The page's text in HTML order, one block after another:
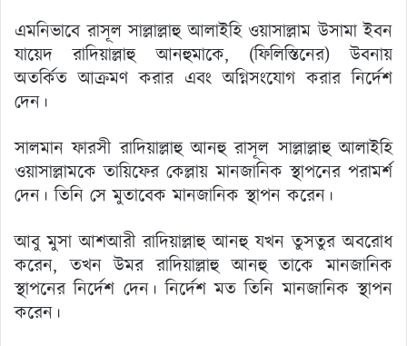
এমনিভাবে রাসূল সাল্লাল্লাহু আলাইহি ওয়াসাল্লাম উসামা ইবন
যায়েদ রাদিয়াল্লাহু আনহুমাকে, (ফিলিস্তিনের) উবনায়
অতর্কিত আক্রমণ করার এবং অগ্নিসংযোগ করার নির্দেশ
দেন।
সালমান ফারসী রাদিয়াল্লাহু আনহু রাসূল সাল্লাল্লাহু আলাইহি
ওয়াসাল্লামকে তায়িফের কেল্লায় মানজানিক স্থাপনের পরামর্শ
দেন। তিনি সে মুতাবেক মানজানিক স্থাপন করেন।
আবু মুসা আশআরী রাদিয়াল্লাহু আনহু যখন তুসতুর অবরোধ
করেন, তখন উমর রাদিয়াল্লাহু আনহু তাকে মানজানিক
স্থাপনের নির্দেশ দেন। নির্দেশ মত তিনি মানজানিক স্থাপন
করেন।